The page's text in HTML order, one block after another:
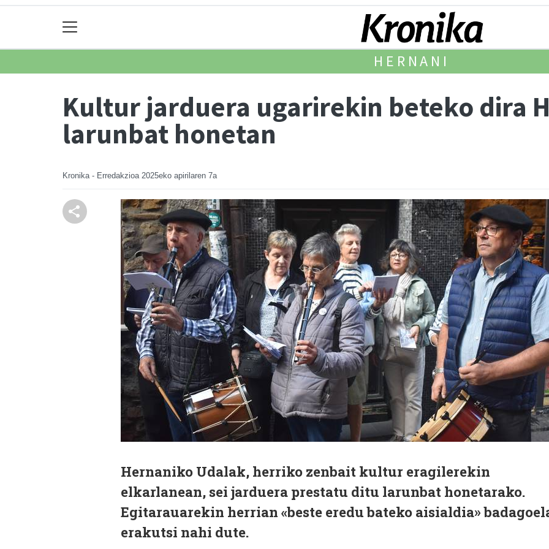
HERNANI
Kultur jarduera ugarirekin beteko dira
larunbat honetan
Kronika - Erredakzioa 2025eko apirilaren 7a
Hernaniko Udalak, herriko zenbait kultur eragilerekin
elkarlanean, sei jarduera prestatu ditu larunbat honetarako.
Egitarauarekin herrian «beste eredu bateko aisialdia»
erakutsi nahi dute.